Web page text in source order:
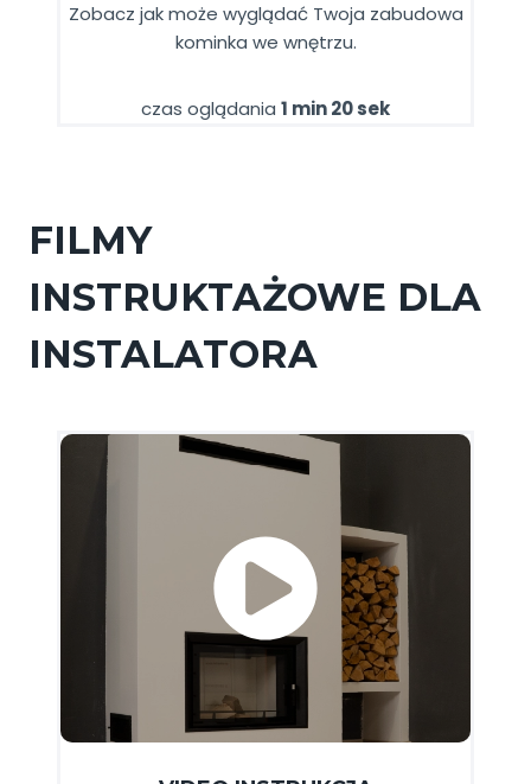
Zobacz jak może wyglądać Twoja zabudowa
kominka we wnętrzu.
czas oglądania 1 min 20 sek
FILMY
INSTRUKTAŻOWE DLA
INSTALATORA